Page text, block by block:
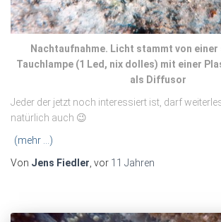
Nachtaufnahme. Licht stammt von
Tauchlampe (1 Led, nix dolles) mit einer
als Diffusor
Jeder der jetzt noch interessiert ist, darf
natürlich auch 😉
(mehr …)
Von Jens Fiedler , vor 11 Jahren